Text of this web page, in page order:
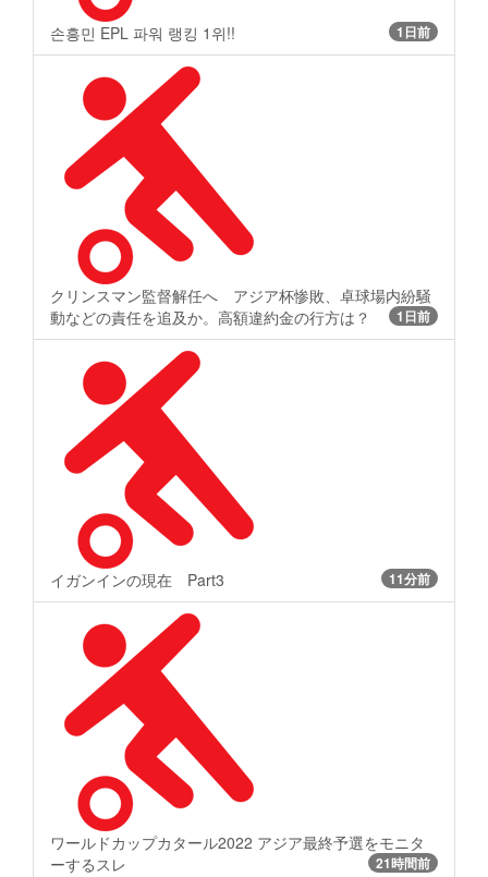
손흥민 EPL 파워 랭킹 1위!! 1日前
クリンスマン監督解任へ アジア杯惨敗、卓球場内紛騒
動などの責任を追及か。高額違約金の行方は？
1日前
イガンインの現在 Part3 11分前
ワールドカップカタール2022 アジア最終予選をモニタ
ーするスレ
21時間前